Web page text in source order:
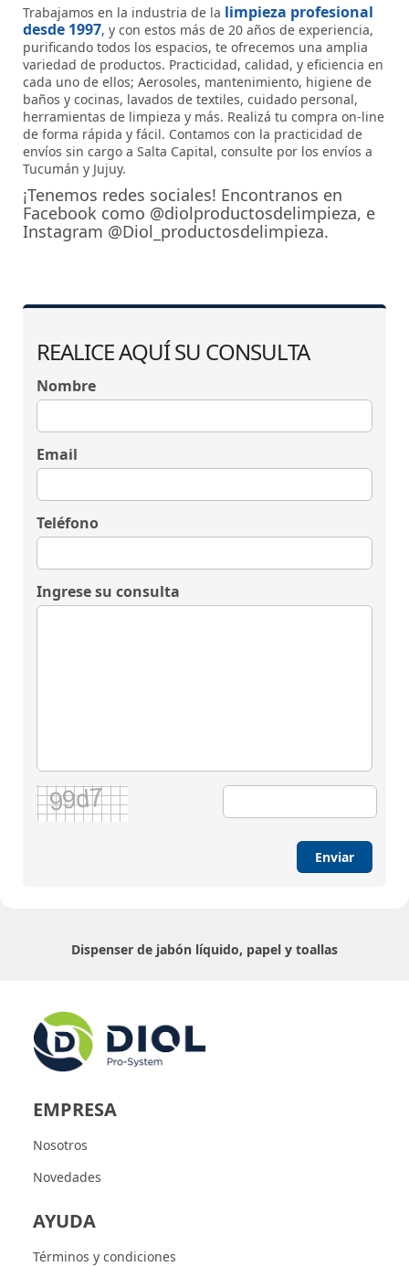
Trabajamos en la industria de la limpieza profesional
desde 1997, y con estos más de 20 años de experiencia,
purificando todos los espacios, te ofrecemos una amplia
variedad de productos. Practicidad, calidad, y eficiencia en
cada uno de ellos; Aerosoles, mantenimiento, higiene de
baños y cocinas, lavados de textiles, cuidado personal,
herramientas de limpieza y más. Realizá tu compra on-line
de forma rápida y fácil. Contamos con la practicidad de
envíos sin cargo a Salta Capital, consulte por los envíos a
Tucumán y Jujuy.
¡Tenemos redes sociales! Encontranos en
Facebook como @diolproductosdelimpieza, e
Instagram @Diol_productosdelimpieza.
REALICE AQUÍ SU CONSULTA
Nombre
Email
Teléfono
Ingrese su consulta
Enviar
Dispenser de jabón líquido, papel y toallas
EMPRESA
Nosotros
Novedades
AYUDA
Términos y condiciones